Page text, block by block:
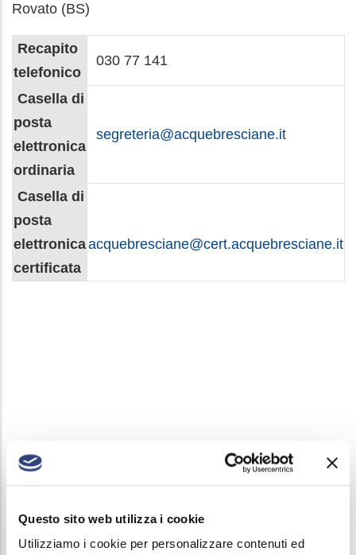
Questo sito web utilizza i cookie
Utilizziamo i cookie per personalizzare contenuti ed
Rovato (BS)
Recapito
telefonico
030 77 141
Casella di
posta
elettronica
ordinaria
segreteria@acquebresciane.it
Casella di
posta
elettronica
certificata
acquebresciane@cert.acquebresciane.it
Trasparente
Organizzazione